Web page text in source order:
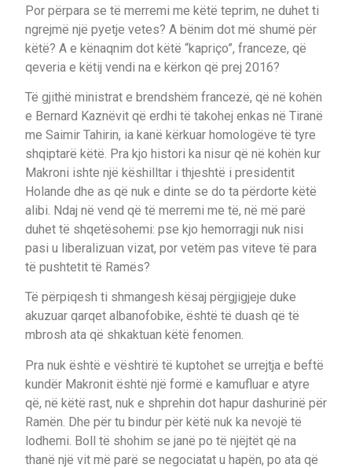
Por përpara se të merremi me këtë teprim, ne duhet ti
ngrejmë një pyetje vetes? A bënim dot më shumë për
këtë? A e kënaqnim dot këtë “kapriço”, franceze, që
qeveria e këtij vendi na e kërkon që prej 2016?
Të gjithë ministrat e brendshëm francezë, që në kohën
e Bernard Kaznëvit që erdhi të takohej enkas në Tiranë
me Saimir Tahirin, ia kanë kërkuar homologëve të tyre
shqiptarë këtë. Pra kjo histori ka nisur që në kohën kur
Makroni ishte një këshilltar i thjeshtë i presidentit
Holande dhe as që nuk e dinte se do ta përdorte këtë
alibi. Ndaj në vend që të merremi me të, në më parë
duhet të shqetësohemi: pse kjo hemorragji nuk nisi
pasi u liberalizuan vizat, por vetëm pas viteve të para
të pushtetit të Ramës?
Të përpiqesh ti shmangesh kësaj përgjigjeje duke
akuzuar qarqet albanofobike, është të duash që të
mbrosh ata që shkaktuan këtë fenomen.
Pra nuk është e vështirë të kuptohet se urrejtja e beftë
kundër Makronit është një formë e kamufluar e atyre
që, në këtë rast, nuk e shprehin dot hapur dashurinë për
Ramën. Dhe për tu bindur për këtë nuk ka nevojë të
lodhemi. Boll të shohim se janë po të njëjtët që na
thanë një vit më parë se negociatat u hapën, po ata që